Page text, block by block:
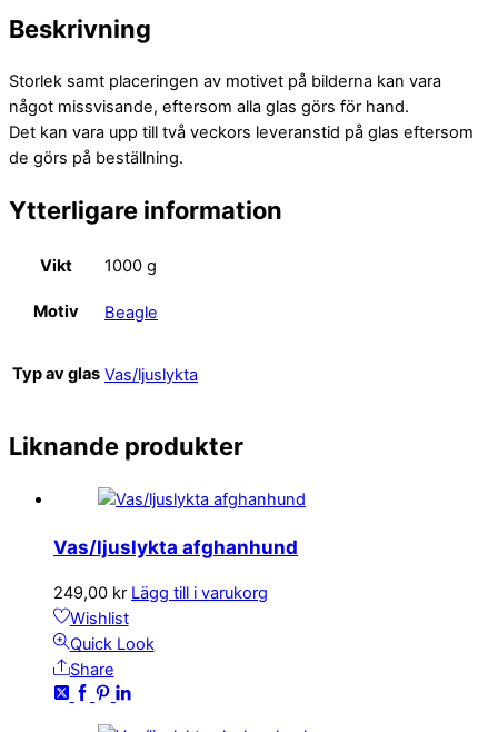
Beskrivning
Storlek samt placeringen av motivet på bilderna kan vara
något missvisande, eftersom alla glas görs för hand.
Det kan vara upp till två veckors leveranstid på glas eftersom
de görs på beställning.
Ytterligare information
Vikt 1000 g
Motiv Beagle
Typ av glas Vas/ljuslykta
Liknande produkter
Vas/ljuslykta afghanhund
249,00 kr Lägg till i varukorg
Wishlist
Quick Look
Share